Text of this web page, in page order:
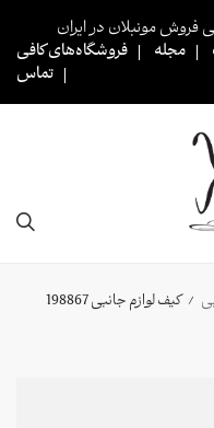
فروش مونبلان در ایران
مجله
فروشگاه‌های کافی
تماس
/
کیف لوازم جانبی 198867